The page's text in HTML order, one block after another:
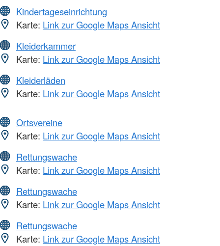
Kindertageseinrichtung
Karte: Link zur Google Maps Ansicht
Kleiderkammer
Karte: Link zur Google Maps Ansicht
Kleiderläden
Karte: Link zur Google Maps Ansicht
Ortsvereine
Karte: Link zur Google Maps Ansicht
Rettungswache
Karte: Link zur Google Maps Ansicht
Rettungswache
Karte: Link zur Google Maps Ansicht
Rettungswache
Karte: Link zur Google Maps Ansicht